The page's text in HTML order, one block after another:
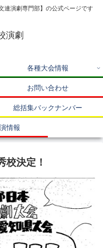
連演劇専門部】の公式ページです
演劇
各種大会情報
お問い合わせ
総括集バックナンバー
情報
校決定！